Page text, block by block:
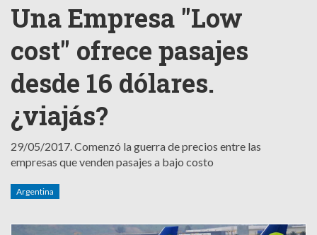
Una Empresa "Low
cost" ofrece pasajes
desde 16 dólares.
¿viajás?
29/05/2017.Comenzó la guerra de precios entre las
empresas que venden pasajes a bajo costo
Argentina